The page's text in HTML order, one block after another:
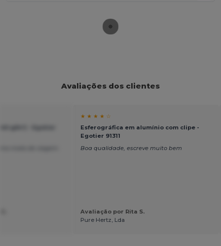
Avaliações dos clientes
★ ★ ★ ★ ☆
Esferográfica em alumínio com clipe -
Egotier 91311
Boa qualidade, escreve muito bem
Avaliação por Rita S.
Pure Hertz, Lda